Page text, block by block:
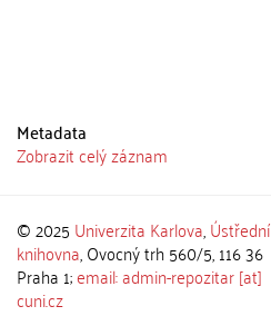
Metadata
Zobrazit celý záznam
© 2025 Univerzita Karlova,Ústřední
knihovna, Ovocný trh 560/5, 116 36
Praha 1;email: admin-repozitar [at]
cuni.cz